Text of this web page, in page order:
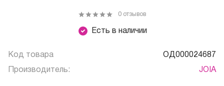
Есть в наличии
0 отзывов
Код товара ОД000024687
Производитель: JOIA